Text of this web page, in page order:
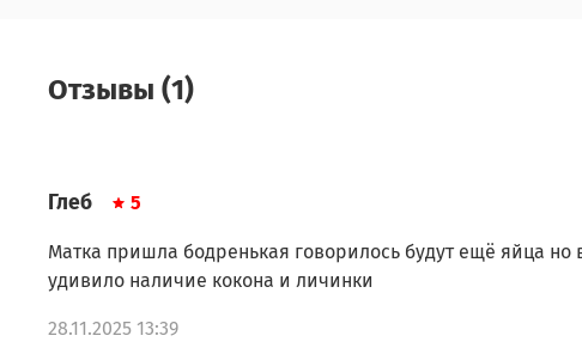
Отзывы (1)
Глеб 5
Матка пришла бодренькая говорилось будут ещё яйца но
удивило наличие кокона и личинки
28.11.2025 13:39